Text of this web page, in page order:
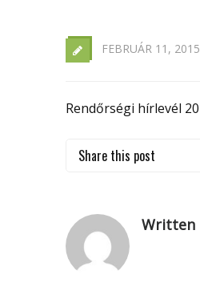
FEBRUÁR 11, 2015
Rendőrségi hírlevél
Share this post
Written